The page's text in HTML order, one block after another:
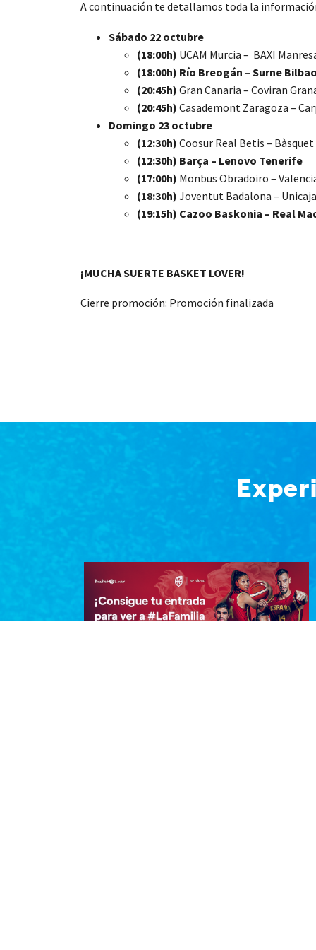
A continuación te detallamos toda la
Sábado 22 octubre
(18:00h) UCAM Murcia – BAXI
(18:00h) Río Breogán – Surne
(20:45h) Gran Canaria – Coviran
(20:45h) Casademont Zaragoza –
Domingo 23 octubre
(12:30h) Coosur Real Betis –
(12:30h) Barça – Lenovo Tenerife
(17:00h) Monbus Obradoiro –
(18:30h) Joventut Badalona – Unicaja
(19:15h) Cazoo Baskonia – Real
¡MUCHA SUERTE BASKET LOVER!
Cierre promoción: Promoción finalizada